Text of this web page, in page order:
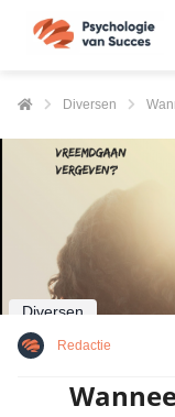
Diversen
Diversen
Redactie